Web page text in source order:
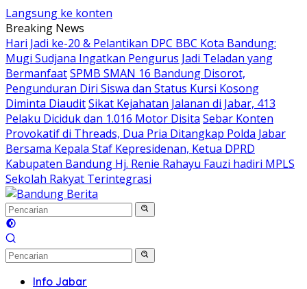
Langsung ke konten
Breaking News
Hari Jadi ke-20 & Pelantikan DPC BBC Kota Bandung:
Mugi Sudjana Ingatkan Pengurus Jadi Teladan yang
BermanfaatSPMB SMAN 16 Bandung Disorot,
Pengunduran Diri Siswa dan Status Kursi Kosong
Diminta DiauditSikat Kejahatan Jalanan di Jabar, 413
Pelaku Diciduk dan 1.016 Motor Disita Sebar Konten
Provokatif di Threads, Dua Pria Ditangkap Polda Jabar
Bersama Kepala Staf Kepresidenan, Ketua DPRD
Kabupaten Bandung Hj. Renie Rahayu Fauzi hadiri MPLS
Sekolah Rakyat Terintegrasi
Info Jabar